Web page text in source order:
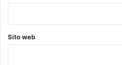
n
Sito web